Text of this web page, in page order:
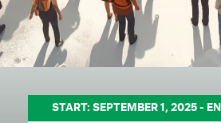
START: SEPTEMBER 1, 2025 -